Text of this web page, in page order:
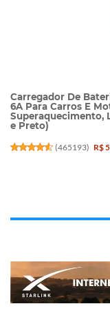
Carregador De
6A Para Carros E
Superaquecimento,
e Preto)
(465193) R$